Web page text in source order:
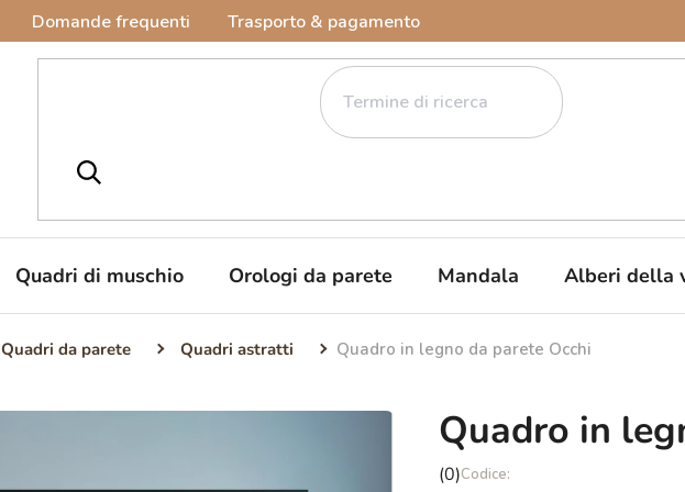
Domande frequenti Trasporto & pagamento
Quadri di muschio Orologi da parete Mandala Alberi della
Quadri da parete Quadri astratti Quadro in legno da parete Occhi
Quadro in
La
(0)